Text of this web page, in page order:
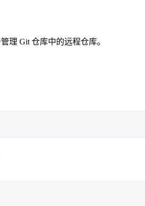
理 Git 仓库中的远程仓库。